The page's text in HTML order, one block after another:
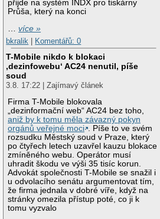
přijde na systém INDX pro tiskárny
Průša, který na konci
…více »
bkralik
Komentářů: 0
T-Mobile nikdo k blokaci
‚dezinfowebu‘ AC24 nenutil, píše
soud
3.8. 17:22 | Zajímavý článek
Firma T-Mobile blokovala
„dezinformační web“ AC24 bez toho,
aniž by k tomu měla závazný pokyn
orgánů veřejné moci . Píše to ve svém
rozsudku Městský soud v Praze, který
po čtyřech letech uzavřel kauzu blokace
zmíněného webu. Operátor musí
uhradit škodu ve výši 35 tisíc korun.
Advokát společnosti T-Mobile se snažil i
u odvolacího senátu argumentovat tím,
že firma jednala v dobré víře, když na
stránky omezila přístup poté, co ji k
tomu vyzvalo